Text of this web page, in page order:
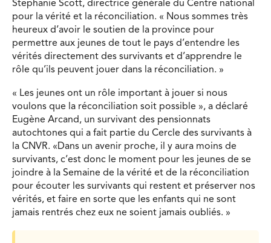
Stephanie Scott, directrice générale du Centre national
pour la vérité et la réconciliation. « Nous sommes très
heureux d’avoir le soutien de la province pour
permettre aux jeunes de tout le pays d’entendre les
vérités directement des survivants et d’apprendre le
rôle qu’ils peuvent jouer dans la réconciliation. »
« Les jeunes ont un rôle important à jouer si nous
voulons que la réconciliation soit possible », a déclaré
Eugène Arcand, un survivant des pensionnats
autochtones qui a fait partie du Cercle des survivants à
la CNVR. «Dans un avenir proche, il y aura moins de
survivants, c’est donc le moment pour les jeunes de se
joindre à la Semaine de la vérité et de la réconciliation
pour écouter les survivants qui restent et préserver nos
vérités, et faire en sorte que les enfants qui ne sont
jamais rentrés chez eux ne soient jamais oubliés. »